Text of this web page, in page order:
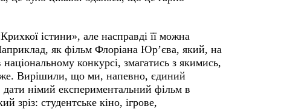
істини», але насправді її можна
як фільм Флоріана Юр’єва, який, на
конкурсі, змагатись з якимись,
Вирішили, що ми, напевно, єдиний
німий експериментальний фільм в
зріз: студентське кіно, ігрове,